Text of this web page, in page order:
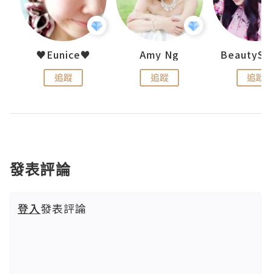
♥Eunice♥
追蹤
Amy Ng
追蹤 追蹤
發表評論
登入發表評論